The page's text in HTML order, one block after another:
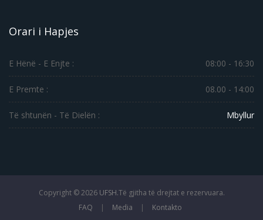
Orari i Hapjes
E Hënë - E Enjte : 08:00 - 16:30
E Premte : 08.00 - 14:00
Të shtunën - Të Dielën : Mbyllur
Copyright ©2026 UFSH.Të gjitha të drejtat e rezervuara.
FAQ
| Media | Kontakto